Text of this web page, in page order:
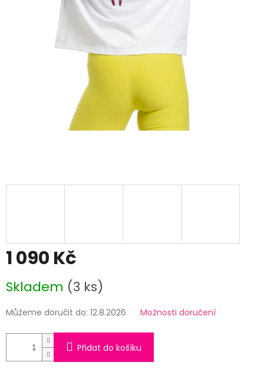
1 090 Kč
cena:
Skladem (3 ks)
Můžeme doručit do: 12.8.2026 Možnosti doručení
Přidat do košíku